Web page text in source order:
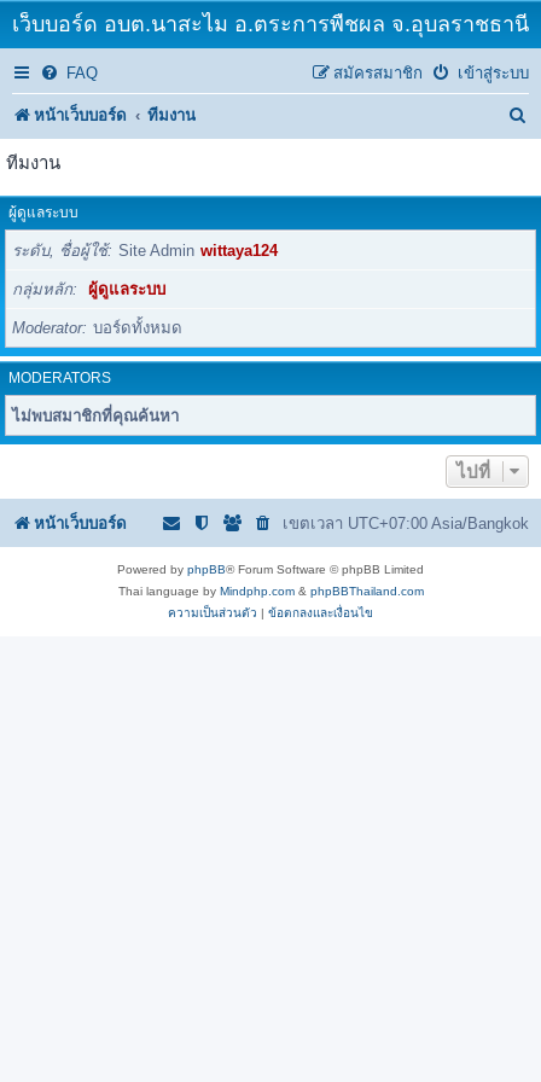
เว็บบอร์ด อบต.นาสะไม อ.ตระการพืชผล จ.อุบลราชธานี
FAQ เข้าสู่ระบบ
สมัครสมาชิก
หน้าเว็บบอร์ด ทีมงาน
ทีมงาน
ผู้ดูแลระบบ
ระดับ, ชื่อผู้ใช้ Site Admin wittaya124
กลุ่มหลัก ผู้ดูแลระบบ
Moderator บอร์ดทั้งหมด
MODERATORS
ไม่พบสมาชิกที่คุณค้นหา
ไปที่
หน้าเว็บบอร์ด เขตเวลา UTC+07:00 Asia/Bangkok
Powered by phpBB® Forum Software © phpBB Limited
Thai language by Mindphp.com& phpBBThailand.com
ความเป็นส่วนตัว | ข้อตกลงและเงื่อนไข